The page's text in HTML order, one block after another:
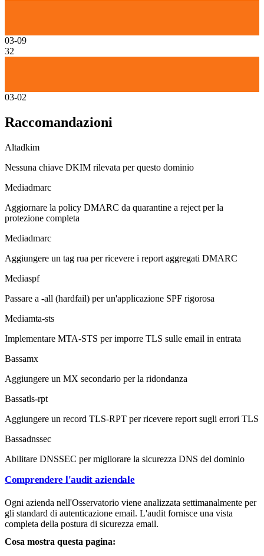
03-09
32
03-02
Raccomandazioni
Altadkim
Nessuna chiave DKIM rilevata per questo dominio
Mediadmarc
Aggiornare la policy DMARC da quarantine a reject per la
protezione completa
Mediadmarc
Aggiungere un tag rua per ricevere i report aggregati DMARC
Mediaspf
Passare a -all (hardfail) per un'applicazione SPF rigorosa
Mediamta-sts
Implementare MTA-STS per imporre TLS sulle email in entrata
Bassamx
Aggiungere un MX secondario per la ridondanza
Bassatls-rpt
Aggiungere un record TLS-RPT per ricevere report sugli errori TLS
Bassadnssec
Abilitare DNSSEC per migliorare la sicurezza DNS del dominio
Comprendere l'audit aziendale
Ogni azienda nell'Osservatorio viene analizzata settimanalmente per
gli standard di autenticazione email. L'audit fornisce una vista
completa della postura di sicurezza email.
Cosa mostra questa pagina: